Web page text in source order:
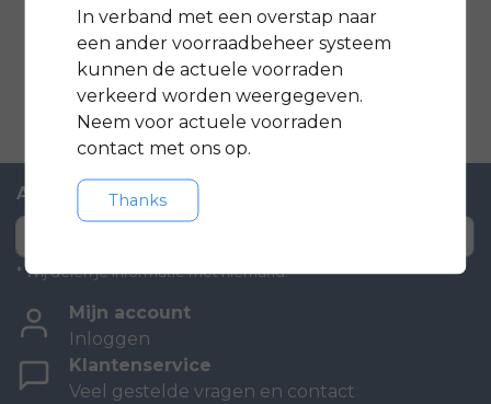
€529,00
Vergelijk
Abonneer je op onze nieuwsbrief
* Wij delen je informatie met niemand.
Mijn account
Inloggen
Klantenservice
Veel gestelde vragen en contact
In verband met een overstap naar
een ander voorraadbeheer systeem
kunnen de actuele voorraden
verkeerd worden weergegeven.
Neem voor actuele voorraden
contact met ons op.
Thanks